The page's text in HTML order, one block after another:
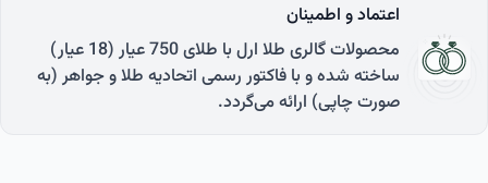
اعتماد و اطمینان
محصولات گالری طلا ارل با طلای 750 عیار (18 عیار)
ساخته شده و با فاکتور رسمی اتحادیه طلا و جواهر (به
صورت چاپی) ارائه می‌گردد.